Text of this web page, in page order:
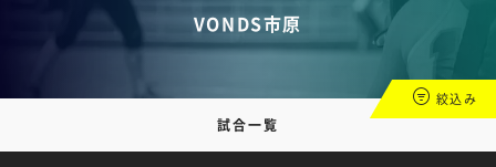
VONDS市原
試合一覧
絞込み